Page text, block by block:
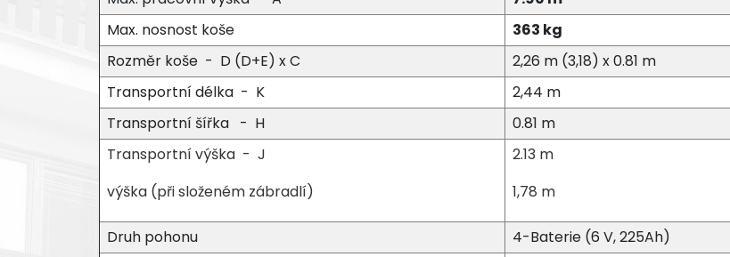
Max. nosnost koše
363 kg
Rozměr koše - D (D+E) x C
2,26 m (3,18) x 0.81 m
Transportní délka - K
2,44 m
Transportní šířka - H
0.81 m
Transportní výška - J
výška (při složeném zábradlí)
2.13 m
1,78 m
Druh pohonu
4-Baterie (6 V, 225Ah)